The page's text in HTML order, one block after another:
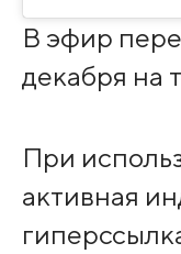
В эфир
декабря на
При
активная